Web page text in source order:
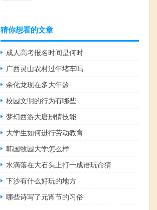
猜你想看的文章
成人高考报名时间是何时
广西灵山农村过年堵车吗
余化龙现在多大年龄
校园文明的行为有哪些
梦幻西游大唐剧情技能
大学生如何进行劳动教育
韩国牧园大学怎么样
水滴落在大石头上打一成语玩命猜
下沙有什么好玩的地方
哪些诗写了元宵节的习俗